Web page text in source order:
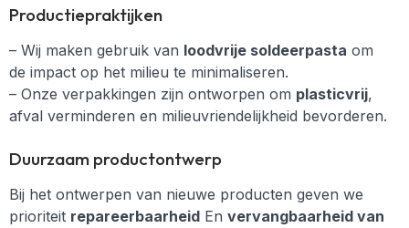
Productiepraktijken
– Wij maken gebruik van loodvrije soldeerpasta om
de impact op het milieu te minimaliseren.
– Onze verpakkingen zijn ontworpen om plasticvrij,
afval verminderen en milieuvriendelijkheid bevorderen.
Duurzaam productontwerp
Bij het ontwerpen van nieuwe producten geven we
prioriteit repareerbaarheid En vervangbaarheid van